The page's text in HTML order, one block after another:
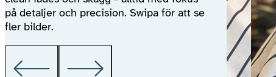
på detaljer och precision. Swipa för att se
fler bilder.